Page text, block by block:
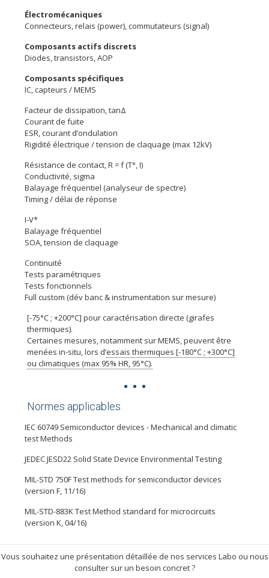
Électromécaniques
Connecteurs, relais (power), commutateurs (signal)
Composants actifs discrets
Diodes, transistors, AOP
Composants spécifiques
IC, capteurs / MEMS
Facteur de dissipation, tanΔ
Courant de fuite
ESR, courant d’ondulation
Rigidité électrique / tension de claquage (max 12kV)
Résistance de contact, R = f (T°, I)
Conductivité, sigma
Balayage fréquentiel (analyseur de spectre)
Timing / délai de réponse
I-V*
Balayage fréquentiel
SOA, tension de claquage
Continuité
Tests paramétriques
Tests fonctionnels
Full custom (dév banc & instrumentation sur mesure)
[-75°C ; +200°C] pour caractérisation directe (girafes
thermiques).
Certaines mesures, notamment sur MEMS, peuvent être
menées in-situ, lors d’essais thermiques [-180°C ; +300°C]
ou climatiques (max 95% HR, 95°C).
Normes applicables
IEC 60749 Semiconductor devices - Mechanical and climatic
test Methods
JEDEC JESD22 Solid State Device Environmental Testing
MIL-STD 750F Test methods for semiconductor devices
(version F, 11/16)
MIL-STD-883K Test Method standard for microcircuits
(version K, 04/16)
Vous souhaitez une présentation détaillée de nos services Labo ou nous
consulter sur un besoin concret ?